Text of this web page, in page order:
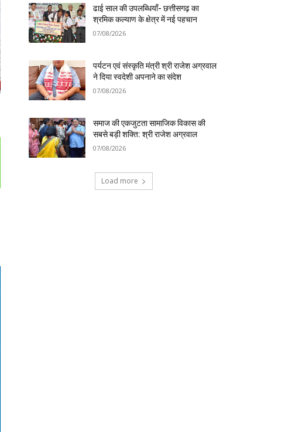
ढाई साल की उपलब्धियाँ- छत्तीसगढ़ का
श्रमिक कल्याण के क्षेत्र में नई पहचान
07/08/2026
पर्यटन एवं संस्कृति मंत्री श्री राजेश अग्रवाल
ने दिया स्वदेशी अपनाने का संदेश
07/08/2026
समाज की एकजुटता सामाजिक विकास की
सबसे बड़ी शक्ति: श्री राजेश अग्रवाल
07/08/2026
Load more